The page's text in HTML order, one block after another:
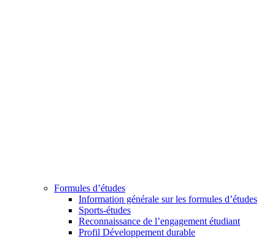
Formules d’études
Information générale sur les formules d’études
Sports-études
Reconnaissance de l’engagement étudiant
Profil Développement durable